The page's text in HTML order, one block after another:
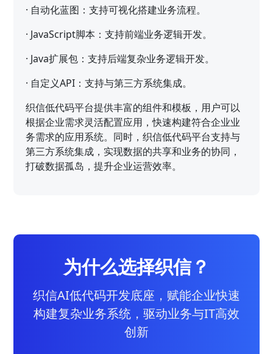
· 自动化蓝图：支持可视化搭建业务流程。
· JavaScript脚本：支持前端业务逻辑开发。
· Java扩展包：支持后端复杂业务逻辑开发。
· 自定义API：支持与第三方系统集成。
织信低代码平台提供丰富的组件和模板，用户可以
根据企业需求灵活配置应用，快速构建符合企业业
务需求的应用系统。同时，织信低代码平台支持与
第三方系统集成，实现数据的共享和业务的协同，
打破数据孤岛，提升企业运营效率。
为什么选择织信？
织信AI低代码开发底座，赋能企业快速
构建复杂业务系统，驱动业务与IT高效
创新